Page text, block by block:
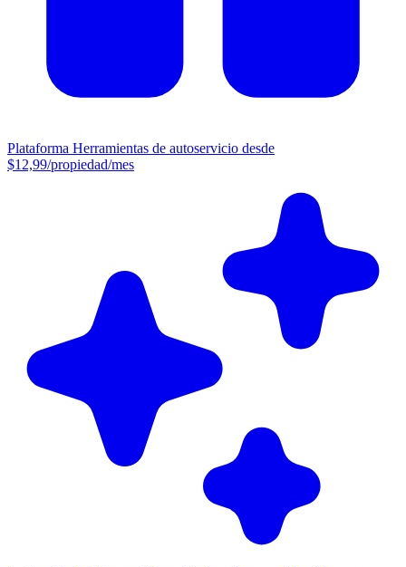
Plataforma Herramientas de autoservicio desde
$12,99/propiedad/mes